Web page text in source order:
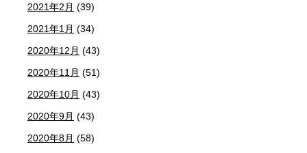
2021年2月 (39)
2021年1月 (34)
2020年12月 (43)
2020年11月 (51)
2020年10月 (43)
2020年9月 (43)
2020年8月 (58)